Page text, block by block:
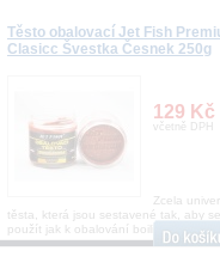
Těsto obalovací Jet Fish
Clasicc Švestka Česnek 250g
129 Kč
včetně DPH
Zcela
těsta, která jsou sestavené tak, aby
použít jak k obalování boilie, p